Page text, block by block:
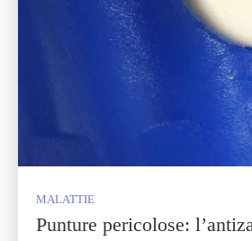
MALATTIE
Punture pericolose: